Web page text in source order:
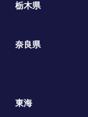
栃木県
奈良県
東海